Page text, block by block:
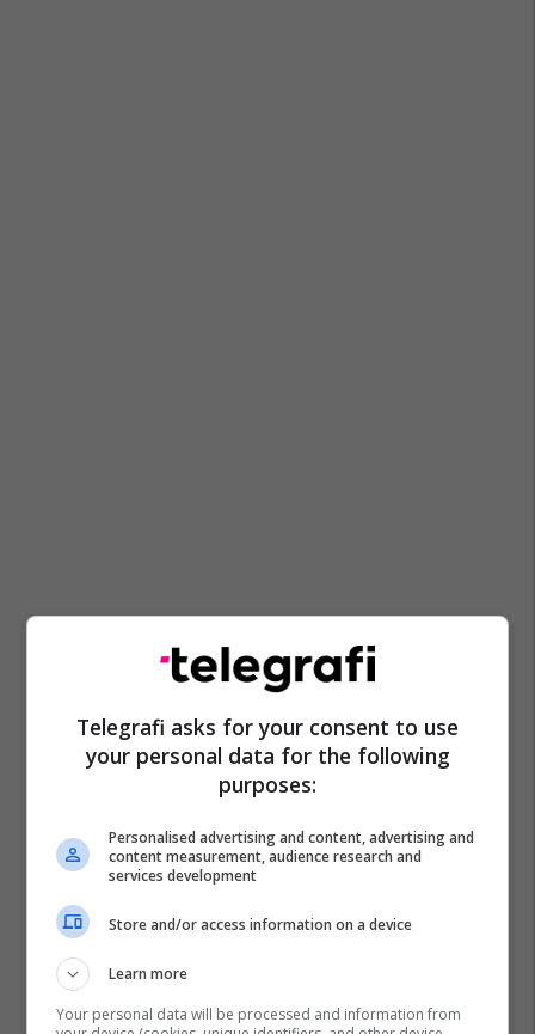
Telegrafi asks for your consent to use
your personal data for the following
purposes:
Personalised advertising and content, advertising and
content measurement, audience research and
services development
Store and/or access information on a device
Learn more
Your personal data will be processed and information from